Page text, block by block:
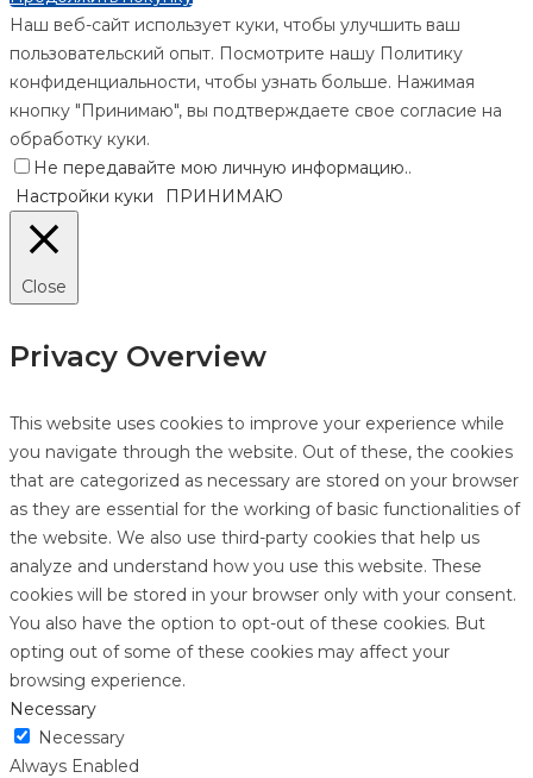
Наш веб-сайт использует куки, чтобы улучшить ваш
пользовательский опыт. Посмотрите нашу Политику
конфиденциальности, чтобы узнать больше. Нажимая
кнопку "Принимаю", вы подтверждаете свое согласие на
обработку куки.
Не передавайте мою личную информацию..
Настройки куки
ПРИНИМАЮ
Close
Privacy Overview
This website uses cookies to improve your experience while
you navigate through the website. Out of these, the cookies
that are categorized as necessary are stored on your browser
as they are essential for the working of basic functionalities of
the website. We also use third-party cookies that help us
analyze and understand how you use this website. These
cookies will be stored in your browser only with your consent.
You also have the option to opt-out of these cookies. But
opting out of some of these cookies may affect your
browsing experience.
Necessary
Necessary
Always Enabled